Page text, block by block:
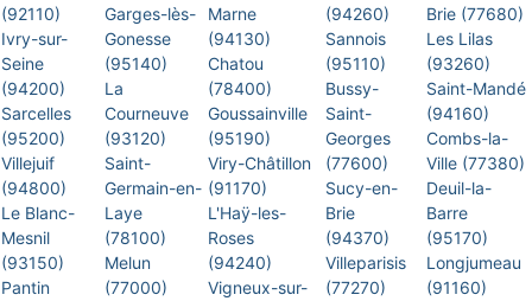
(92110)
Ivry-sur-
Seine
(94200)
Sarcelles
(95200)
Villejuif
(94800)
Le Blanc-
Mesnil
(93150)
Pantin
Garges-lès-
Gonesse
(95140)
La
Courneuve
(93120)
Saint-
Germain-en-
Laye
(78100)
Melun
(77000)
Marne
(94130)
Chatou
(78400)
Goussainville
(95190)
Viry-Châtillon
(91170)
L'Haÿ-les-
Roses
(94240)
Vigneux-sur-
(94260)
Sannois
(95110)
Bussy-
Saint-
Georges
(77600)
Sucy-en-
Brie
(94370)
Villeparisis
(77270)
Brie (77680)
Les Lilas
(93260)
Saint-Mandé
(94160)
Combs-la-
Ville (77380)
Deuil-la-
Barre
(95170)
Longjumeau
(91160)